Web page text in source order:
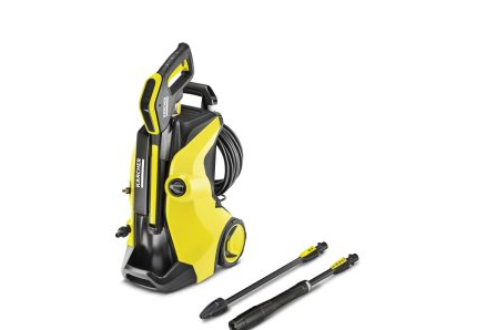
DODAJ U KOŠARICU